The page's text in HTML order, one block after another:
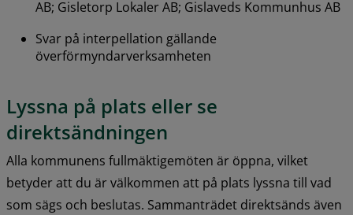
AB; Gisletorp Lokaler AB; Gislaveds Kommunhus AB
Svar på interpellation gällande
överförmyndarverksamheten
Lyssna på plats eller se
direktsändningen
Alla kommunens fullmäktigemöten är öppna, vilket
betyder att du är välkommen att på plats lyssna till vad
som sägs och beslutas. Sammanträdet direktsänds även